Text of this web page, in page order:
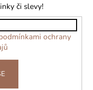
či slevy!
ochrany